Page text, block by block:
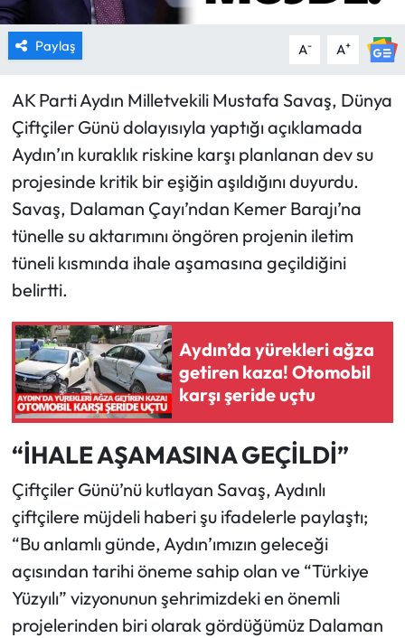
Paylaş A- A+
AK Parti Aydın Milletvekili Mustafa Savaş, Dünya
Çiftçiler Günü dolayısıyla yaptığı açıklamada
Aydın’ın kuraklık riskine karşı planlanan dev su
projesinde kritik bir eşiğin aşıldığını duyurdu.
Savaş, Dalaman Çayı’ndan Kemer Barajı’na
tünelle su aktarımını öngören projenin iletim
tüneli kısmında ihale aşamasına geçildiğini
belirtti.
Aydın’da yürekleri ağza
getiren kaza! Otomobil
karşı şeride uçtu
“İHALE AŞAMASINA GEÇİLDİ”
Çiftçiler Günü’nü kutlayan Savaş, Aydınlı
çiftçilere müjdeli haberi şu ifadelerle paylaştı;
“Bu anlamlı günde, Aydın’ımızın geleceği
açısından tarihi öneme sahip olan ve “Türkiye
Yüzyılı” vizyonunun şehrimizdeki en önemli
projelerinden biri olarak gördüğümüz Dalaman
RESMİ İLANLAR